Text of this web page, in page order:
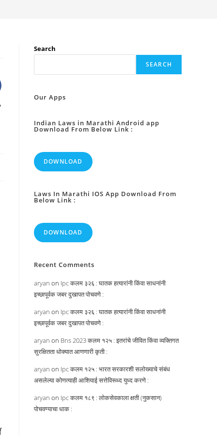
Search
SEARCH
Our Apps
Indian Laws in Marathi Android app
Download From Below Link :
DOWNLOAD
Laws In Marathi IOS App Download From
Below Link :
DOWNLOAD
Recent Comments
aryan on Ipc कलम ३२६ : घातक हत्यारांनी किंवा साधनांनी
इच्छापूर्वक जबर दुखापत पोचवणे :
aryan on Ipc कलम ३२६ : घातक हत्यारांनी किंवा साधनांनी
इच्छापूर्वक जबर दुखापत पोचवणे :
aryan on Bns 2023 कलम १२५ : इतरांचे जीवित किंवा व्यक्तिगत
सुरक्षितता धोक्यात आणणारी कृती :
aryan on Ipc कलम १२५ : भारत सरकारशी सलोख्याचे संबंध
असलेल्या कोणत्याही आशियाई सत्तेविरूध्द युध्द करणे :
aryan on Ipc कलम १८९ : लोकसेवकाला क्षती (नुकसान)
पोचवण्याचा धाक :